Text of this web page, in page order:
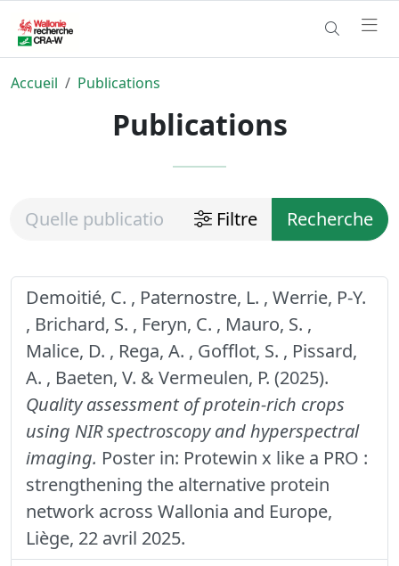
Accueil Publications
Publications
Filtre Recherche
Demoitié, C. , Paternostre, L. , Werrie, P-Y.
, Brichard, S. , Feryn, C. , Mauro, S. ,
Malice, D. , Rega, A. , Gofflot, S. , Pissard,
A. , Baeten, V. & Vermeulen, P. (2025).
Quality assessment of protein-rich crops
using NIR spectroscopy and hyperspectral
imaging. Poster in: Protewin x like a PRO :
strengthening the alternative protein
network across Wallonia and Europe,
Liège, 22 avril 2025.